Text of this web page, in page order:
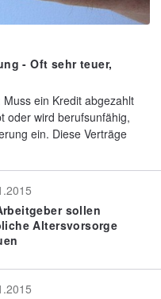
- Oft sehr teuer,
ein Kredit abgezahlt
oder wird berufsunfähig,
ein. Diese Verträge
sollen
Altersvorsorge